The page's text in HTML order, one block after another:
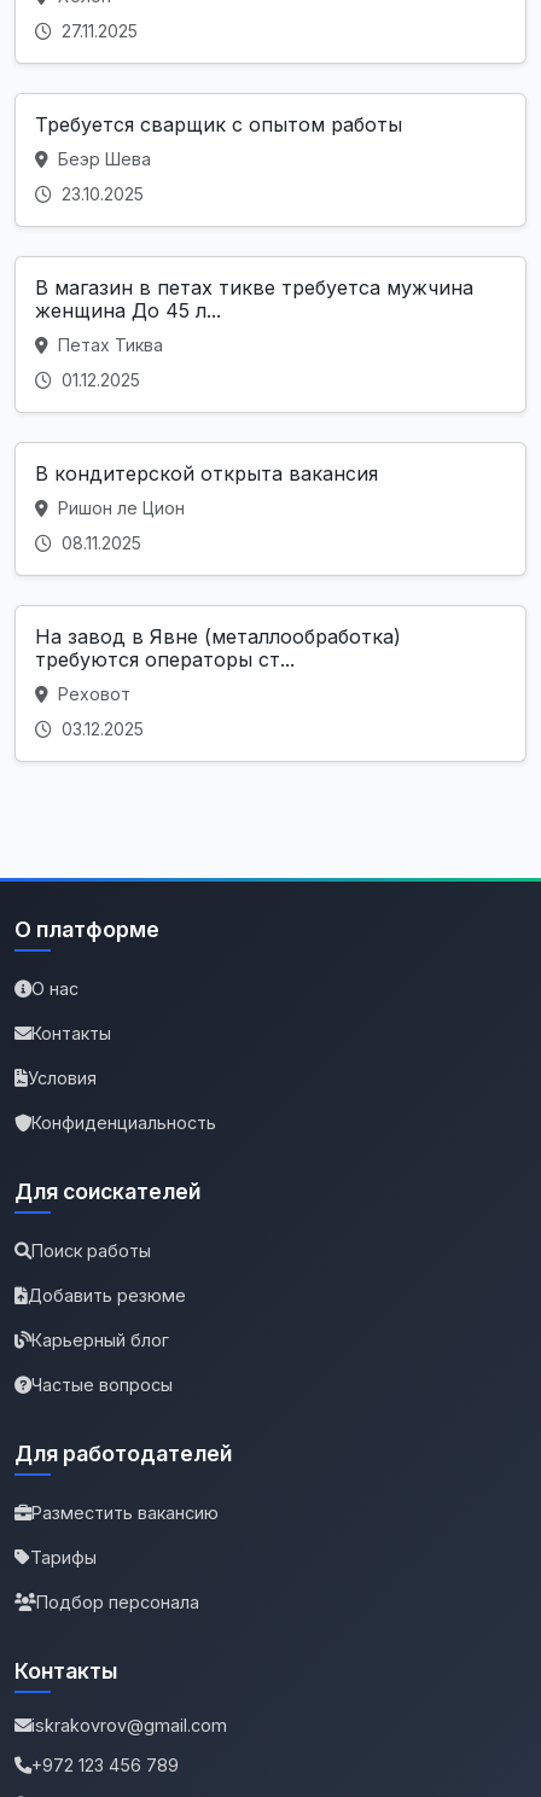
27.11.2025
Требуется сварщик с опытом работы
Беэр Шева
23.10.2025
В магазин в петах тикве требуетса мужчина
женщина До 45 л...
Петах Тиква
01.12.2025
В кондитерской открыта вакансия
Ришон ле Цион
08.11.2025
На завод в Явне (металлообработка)
требуются операторы ст...
Реховот
03.12.2025
О платформе
О нас
Контакты
Условия
Конфиденциальность
Для соискателей
Поиск работы
Добавить резюме
Карьерный блог
Частые вопросы
Для работодателей
Разместить вакансию
Тарифы
Подбор персонала
Контакты
iskrakovrov@gmail.com
+972 123 456 789